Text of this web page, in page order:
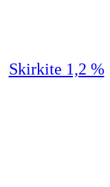
Skirkite 1,2 %